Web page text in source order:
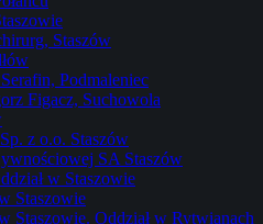
Staszów
Podmaleniec
Figacz, Suchowola
z o.o. Staszów
SA Staszów
w Staszowie
Staszowie
Staszowie. Oddział w Rytwianach